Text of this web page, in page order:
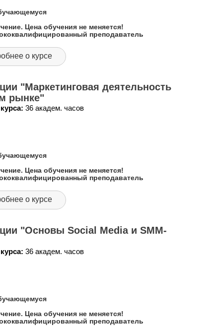
Цена обучения не меняется!
преподаватель
о курсе
"Маркетинговая деятельность
рынке"
36 академ. часов
Цена обучения не меняется!
преподаватель
о курсе
"Основы Social Media и SMM-
36 академ. часов
Цена обучения не меняется!
преподаватель